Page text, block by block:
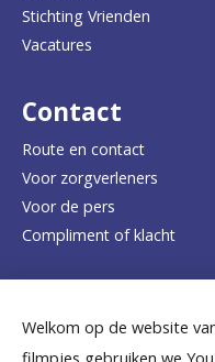
Welkom op de website
a
d
e
h
o
p
Stichting Vrienden
Vacatures
Contact
Route en contact
Voor zorgverleners
Voor de pers
Compliment of klacht
Dicht bij jou